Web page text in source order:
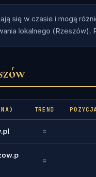
się w czasie i mogą
lokalnego (Rzeszów).
TREND
=
=